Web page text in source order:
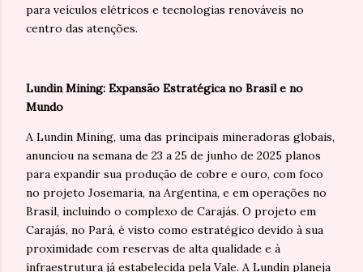
para veículos elétricos e tecnologias renováveis no
centro das atenções.
Lundin Mining: Expansão Estratégica no Brasil e no
Mundo
A Lundin Mining, uma das principais mineradoras globais,
anunciou na semana de 23 a 25 de junho de 2025 planos
para expandir sua produção de cobre e ouro, com foco
no projeto Josemaria, na Argentina, e em operações no
Brasil, incluindo o complexo de Carajás. O projeto em
Carajás, no Pará, é visto como estratégico devido à sua
proximidade com reservas de alta qualidade e à
infraestrutura já estabelecida pela Vale. A Lundin planeja